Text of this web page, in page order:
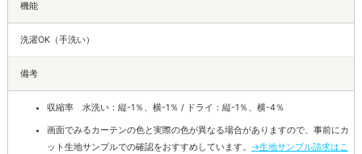
機能
洗濯OK（手洗い）
備考
収縮率 水洗い：縦-1％、横-1％ / ドライ：縦-1％、横-4％
画面でみるカーテンの色と実際の色が異なる場合がありますので、事前にカ
ット生地サンプルでの確認をおすすめしています。 →生地サンプル請求はこ